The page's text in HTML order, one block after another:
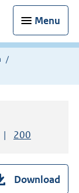
Menu
per pagina
resultaten per
Toon
200
Download